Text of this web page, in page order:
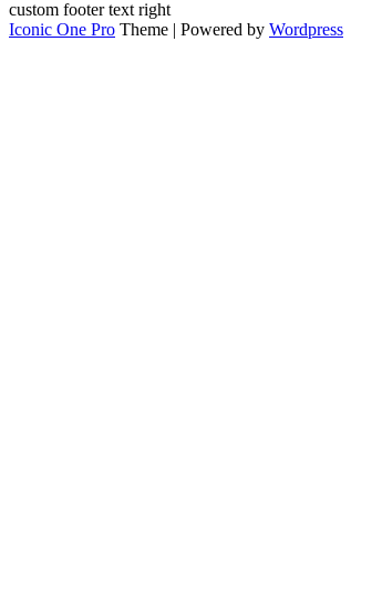
custom footer text right
Iconic One Pro Theme | Powered by Wordpress